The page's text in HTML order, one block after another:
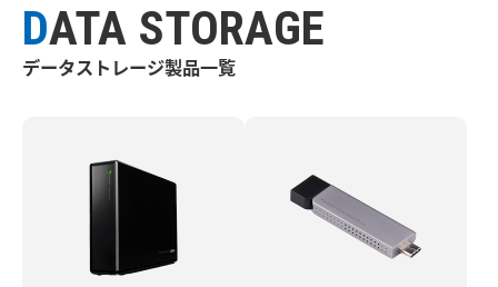
DATA STORAGE
データストレージ製品一覧